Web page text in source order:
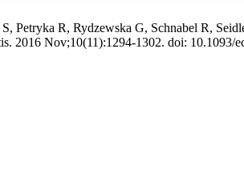
Petryka R, Rydzewska G, Schnabel R,
2016 Nov;10(11):1294-1302. doi: 10.1093/